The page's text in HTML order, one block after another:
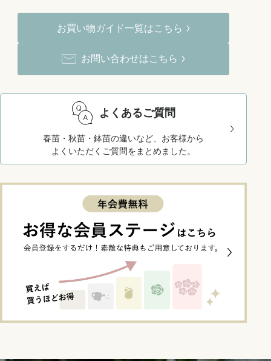
お買い物ガイド一覧はこちら
お問い合わせはこちら
よくあるご質問
春苗・秋苗・鉢苗の違いなど、お客様から
よくいただくご質問をまとめました。